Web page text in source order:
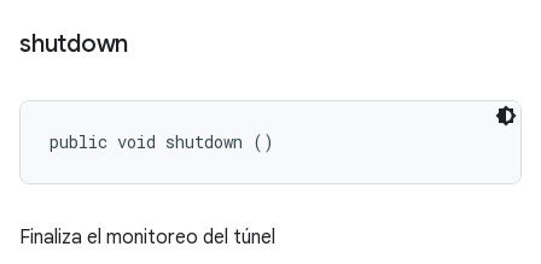
shutdown
public void shutdown ()
Finaliza el monitoreo del túnel